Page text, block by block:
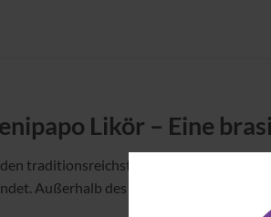
Likör – Eine
traditionsreichsten Früchten
Außerhalb des Landes ist die Frucht